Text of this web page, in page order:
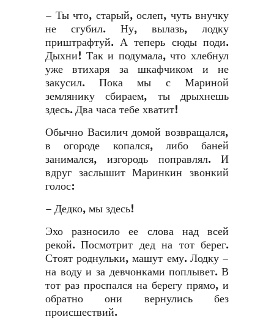
– Ты что, старый, ослеп, чуть внучку
не сгубил. Ну, вылазь, лодку
приштрафтуй. А теперь сюды поди.
Дыхни! Так и подумала, что хлебнул
уже втихаря за шкафчиком и не
закусил. Пока мы с Мариной
землянику сбираем, ты дрыхнешь
здесь. Два часа тебе хватит!
Обычно Василич домой возвращался,
в огороде копался, либо баней
занимался, изгородь поправлял. И
вдруг заслышит Маринкин звонкий
голос:
– Дедко, мы здесь!
Эхо разносило ее слова над всей
рекой. Посмотрит дед на тот берег.
Стоят роднульки, машут ему. Лодку –
на воду и за девчонками поплывет. В
тот раз проспался на берегу прямо, и
обратно они вернулись без
происшествий.